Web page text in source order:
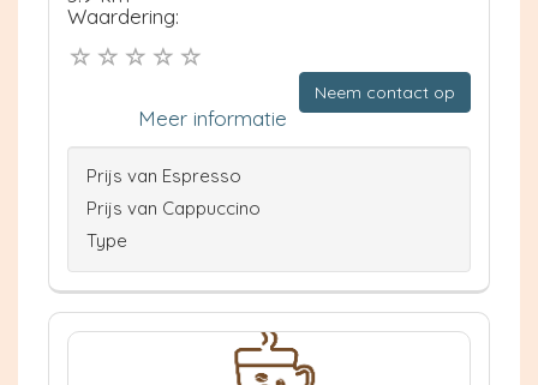
Waardering:
Neem contact op
Meer informatie
Prijs van Espresso
Prijs van Cappuccino
Type